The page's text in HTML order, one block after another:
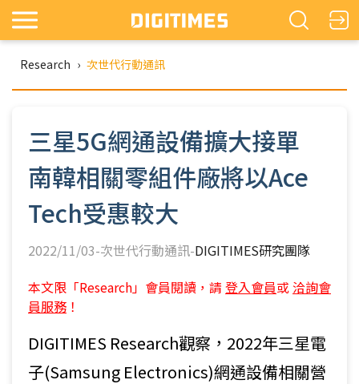
Research › 次世代行動通訊
三星5G網通設備擴大接單
南韓相關零組件廠將以Ace
Tech受惠較大
2022/11/03-次世代行動通訊-DIGITIMES研究團隊
本文限「Research」會員閱讀，請 登入會員或 洽詢會
員服務 ！
DIGITIMES Research觀察，2022年三星電
子(Samsung Electronics)網通設備相關營